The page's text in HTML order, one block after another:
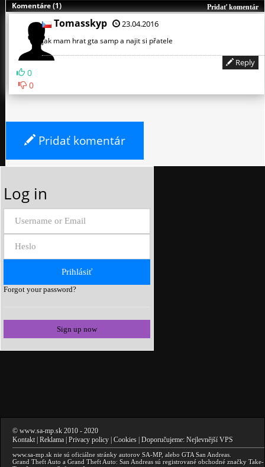
Pridať komentár
Komentáre (1)
0
0
Tomasskyp 23.04.2016
jak mam hrat gta samp a najit si přatele
Reply
Pridať komentár
Log in
Forgot your password?
Sign up now
© www.sa-mp.sk 2010 - 2020
Kontakt| Reklama | Privacy policy | Cookies | Doporučujeme: Nejlevnější VPS
www.sa-mp.sk nie sú oficiálne stránky autorov SA-MP, alebo GTA San Andreas
Grand Theft Auto a Grand Theft Auto: San Andreas sú registrované obchodné značky Take-